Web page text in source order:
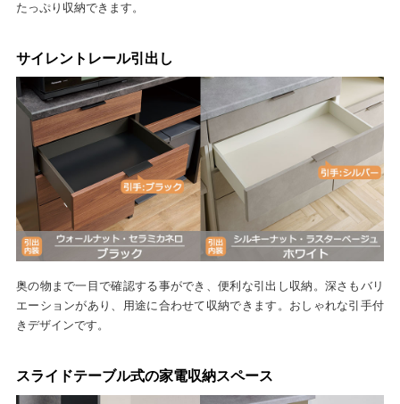
たっぷり収納できます。
サイレントレール引出し
奥の物まで一目で確認する事ができ、便利な引出し収納。深さもバリ
エーションがあり、用途に合わせて収納できます。おしゃれな引手付
きデザインです。
スライドテーブル式の家電収納スペース